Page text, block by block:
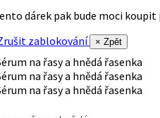
dárek pak bude moci koupit
zablokování
× Zpět